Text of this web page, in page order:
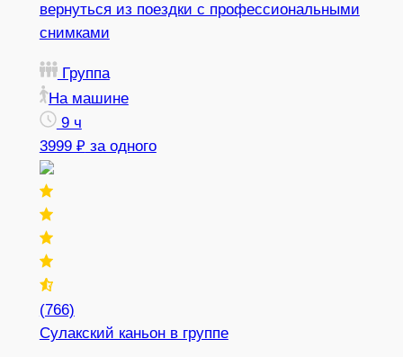
вернуться из поездки с профессиональными
снимками
Группа
На машине
9 ч
3999 ₽ за одного
(766)
Сулакский каньон в группе